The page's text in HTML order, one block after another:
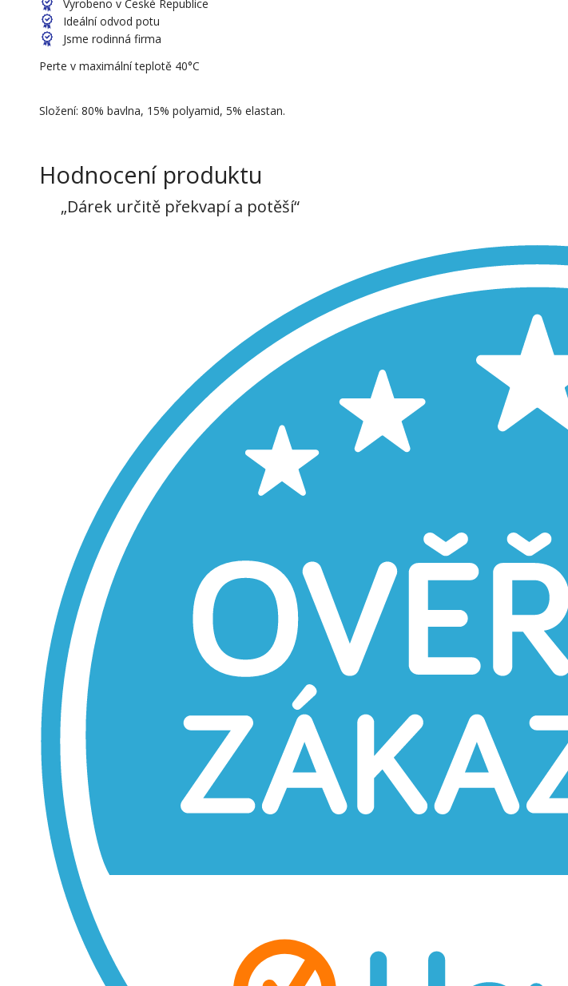
Vyrobeno v České Republice
Ideální odvod potu
Jsme rodinná firma
Perte v maximální teplotě 40°C
Složení: 80% bavlna, 15% polyamid, 5% elastan.
Hodnocení produktu
„Dárek určitě překvapí a potěší“